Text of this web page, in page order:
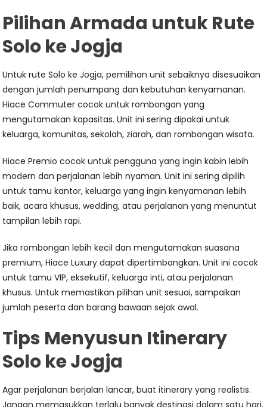
Pilihan Armada untuk Rute
Solo ke Jogja
Untuk rute Solo ke Jogja, pemilihan unit sebaiknya disesuaikan
dengan jumlah penumpang dan kebutuhan kenyamanan.
Hiace Commuter cocok untuk rombongan yang
mengutamakan kapasitas. Unit ini sering dipakai untuk
keluarga, komunitas, sekolah, ziarah, dan rombongan wisata.
Hiace Premio cocok untuk pengguna yang ingin kabin lebih
modern dan perjalanan lebih nyaman. Unit ini sering dipilih
untuk tamu kantor, keluarga yang ingin kenyamanan lebih
baik, acara khusus, wedding, atau perjalanan yang menuntut
tampilan lebih rapi.
Jika rombongan lebih kecil dan mengutamakan suasana
premium, Hiace Luxury dapat dipertimbangkan. Unit ini cocok
untuk tamu VIP, eksekutif, keluarga inti, atau perjalanan
khusus. Untuk memastikan pilihan unit sesuai, sampaikan
jumlah peserta dan barang bawaan sejak awal.
Tips Menyusun Itinerary
Solo ke Jogja
Agar perjalanan berjalan lancar, buat itinerary yang realistis.
Jangan memasukkan terlalu banyak destinasi dalam satu hari.